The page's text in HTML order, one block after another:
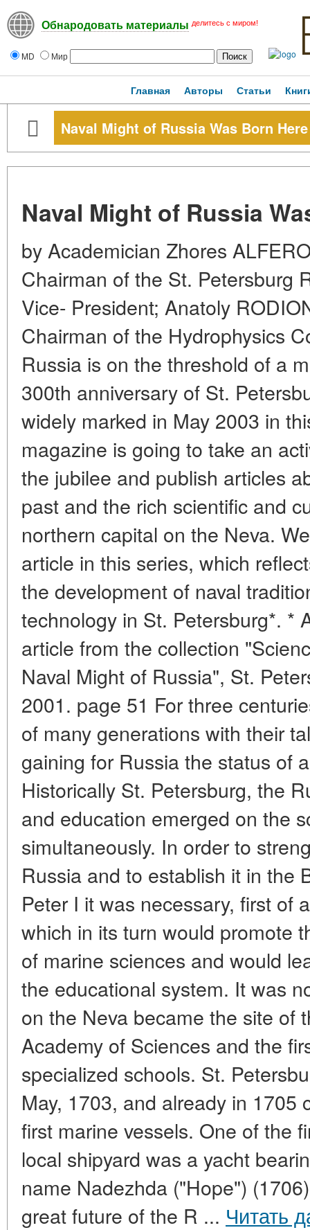
Обнародовать материалы делитесь с миром!
MD Мир
Главная Авторы Статьи
Naval Might of Russia Was Born Here
Naval Might of Russia
by Academician Zhores
Chairman of the St. Petersburg
Vice- President; Anatoly
Chairman of the Hydrophysics
Russia is on the threshold of a
300th anniversary of St.
widely marked in May 2003 in
magazine is going to take an
the jubilee and publish articles
past and the rich scientific and
northern capital on the Neva.
article in this series, which
the development of naval
technology in St. Petersburg*. *
article from the collection
Naval Might of Russia", St.
2001. page 51 For three
of many generations with their
gaining for Russia the status of
Historically St. Petersburg, the
and education emerged on the
simultaneously. In order to
Russia and to establish it in the
Peter I it was necessary, first of
which in its turn would promote
of marine sciences and would
the educational system. It was
on the Neva became the site of
Academy of Sciences and the
specialized schools. St.
May, 1703, and already in 1705
first marine vessels. One of the
local shipyard was a yacht
name Nadezhda ("Hope")
great future of the R ... Читать